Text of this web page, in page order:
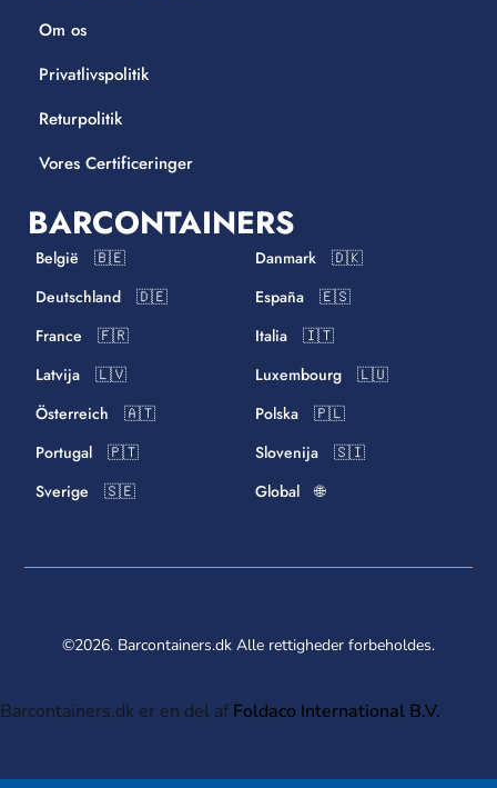
Om os
Privatlivspolitik
Returpolitik
Vores Certificeringer
BARCONTAINERS
België 🇧🇪
Danmark 🇩🇰
Deutschland 🇩🇪
España 🇪🇸
France 🇫🇷
Italia 🇮🇹
Latvija 🇱🇻
Luxembourg 🇱🇺
Österreich 🇦🇹
Polska 🇵🇱
Portugal 🇵🇹
Slovenija 🇸🇮
Sverige 🇸🇪
Global 🌐
©2026. Barcontainers.dk Alle rettigheder forbeholdes.
Barcontainers.dk er en del af Foldaco International B.V.